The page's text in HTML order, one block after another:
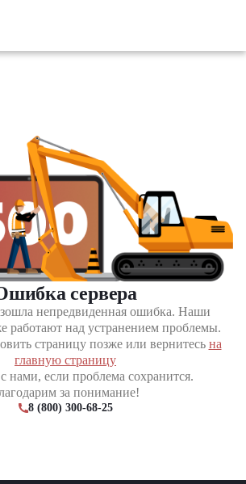
сервера
непредвиденная ошибка. Наши
работают над устранением проблемы.
страницу позже или вернитесь на
главную страницу
нами, если проблема сохранится.
за понимание!
8 (800) 300-68-25